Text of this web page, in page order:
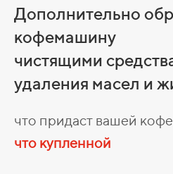
Дополнительно
кофемашину
чистящими
удаления масел и
что придаст вашей
что купленной